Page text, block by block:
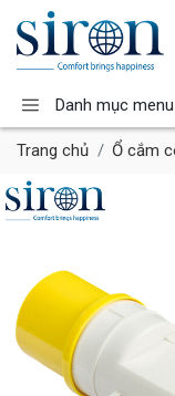
Danh mục menu
Trang chủ Ổ cắm